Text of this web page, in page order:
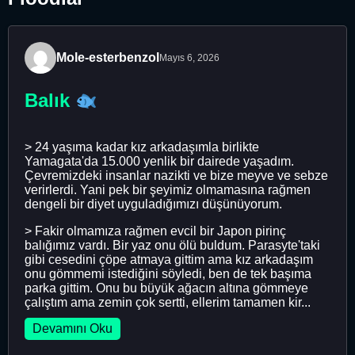
Mole-esterbenzol Mayıs 6, 2026
Balık
> 24 yaşıma kadar kız arkadaşımla birlikte
Yamagata'da 15.000 yenlik bir dairede yaşadım.
Çevremizdeki insanlar nazikti ve bize meyve ve sebze
verirlerdi. Yani pek bir şeyimiz olmamasına rağmen
dengeli bir diyet uyguladığımızı düşünüyorum.
> Fakir olmamıza rağmen evcil bir Japon pirinç
balığımız vardı. Bir yaz onu ölü buldum. Parasyte'taki
gibi cesedini çöpe atmaya gittim ama kız arkadaşım
onu ​​gömmemi istediğini söyledi, ben de tek başıma
parka gittim. Onu bu büyük ağacın altına gömmeye
çalıştım ama zemin çok sertti, ellerim tamamen kir...
Devamını Oku